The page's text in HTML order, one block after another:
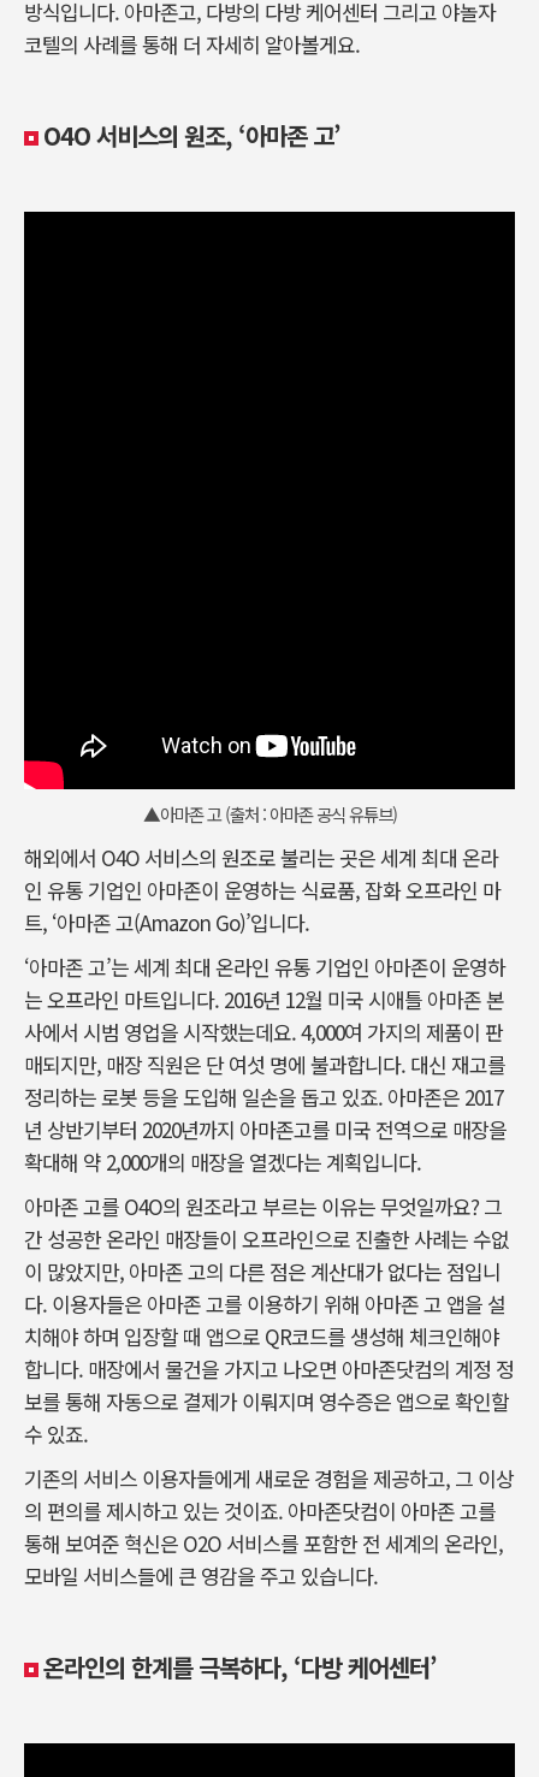
방식입니다. 아마존고, 다방의 다방 케어센터 그리고 야놀자
코텔의 사례를 통해 더 자세히 알아볼게요.
O4O 서비스의 원조, ‘아마존 고’
▲아마존 고 (출처 : 아마존 공식 유튜브)
해외에서 O4O 서비스의 원조로 불리는 곳은 세계 최대 온라
인 유통 기업인 아마존이 운영하는 식료품, 잡화 오프라인 마
트, ‘아마존 고(Amazon Go)’입니다.
‘아마존 고’는 세계 최대 온라인 유통 기업인 아마존이 운영하
는 오프라인 마트입니다. 2016년 12월 미국 시애틀 아마존 본
사에서 시범 영업을 시작했는데요. 4,000여 가지의 제품이 판
매되지만, 매장 직원은 단 여섯 명에 불과합니다. 대신 재고를
정리하는 로봇 등을 도입해 일손을 돕고 있죠. 아마존은 2017
년 상반기부터 2020년까지 아마존고를 미국 전역으로 매장을
확대해 약 2,000개의 매장을 열겠다는 계획입니다.
아마존 고를 O4O의 원조라고 부르는 이유는 무엇일까요? 그
간 성공한 온라인 매장들이 오프라인으로 진출한 사례는 수없
이 많았지만, 아마존 고의 다른 점은 계산대가 없다는 점입니
다. 이용자들은 아마존 고를 이용하기 위해 아마존 고 앱을 설
치해야 하며 입장할 때 앱으로 QR코드를 생성해 체크인해야
합니다. 매장에서 물건을 가지고 나오면 아마존닷컴의 계정 정
보를 통해 자동으로 결제가 이뤄지며 영수증은 앱으로 확인할
수 있죠.
기존의 서비스 이용자들에게 새로운 경험을 제공하고, 그 이상
의 편의를 제시하고 있는 것이죠. 아마존닷컴이 아마존 고를
통해 보여준 혁신은 O2O 서비스를 포함한 전 세계의 온라인,
모바일 서비스들에 큰 영감을 주고 있습니다.
온라인의 한계를 극복하다, ‘다방 케어센터’